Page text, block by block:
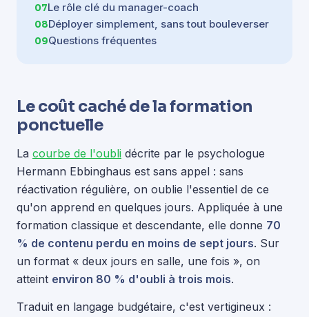
Le rôle clé du manager-coach
Déployer simplement, sans tout bouleverser
Questions fréquentes
Le coût caché de la formation
ponctuelle
La courbe de l'oubli décrite par le psychologue
Hermann Ebbinghaus est sans appel : sans
réactivation régulière, on oublie l'essentiel de ce
qu'on apprend en quelques jours. Appliquée à une
formation classique et descendante, elle donne 70
% de contenu perdu en moins de sept jours. Sur
un format « deux jours en salle, une fois », on
atteint environ 80 % d'oubli à trois mois.
Traduit en langage budgétaire, c'est vertigineux :